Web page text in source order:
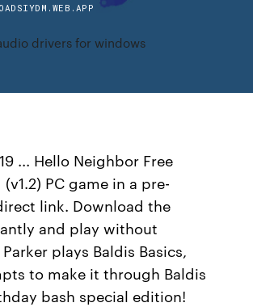
drivers for windows
... Hello Neighbor Free
PC game in a pre-
link. Download the
and play without
plays Baldis Basics,
to make it through Baldis
bash special edition!